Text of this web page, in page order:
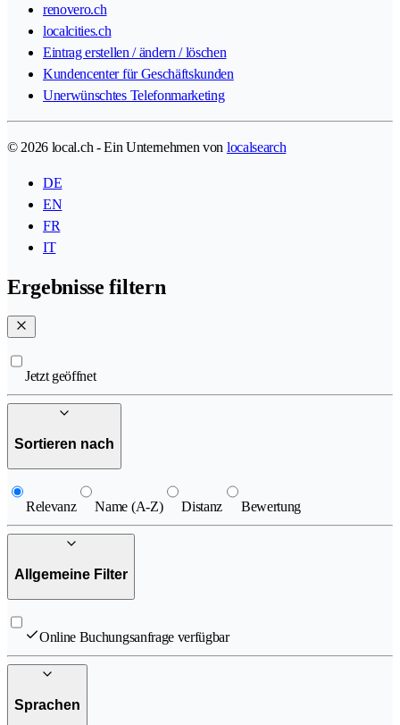
renovero.ch
localcities.ch
Eintrag erstellen / ändern / löschen
Kundencenter für Geschäftskunden
Unerwünschtes Telefonmarketing
© 2026 local.ch - Ein Unternehmen von localsearch
DE
EN
FR
IT
Ergebnisse filtern
Jetzt geöffnet
Sortieren nach
Relevanz Name (A-Z) Distanz Bewertung
Allgemeine Filter
Online Buchungsanfrage verfügbar
Sprachen